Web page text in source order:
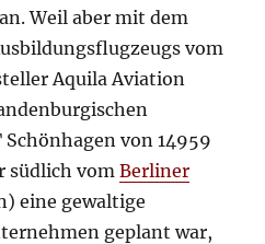
Weil aber mit dem
vom
Aquila Aviation
Schönhagen von 14959
südlich vomBerliner
eine gewaltige
geplant war,